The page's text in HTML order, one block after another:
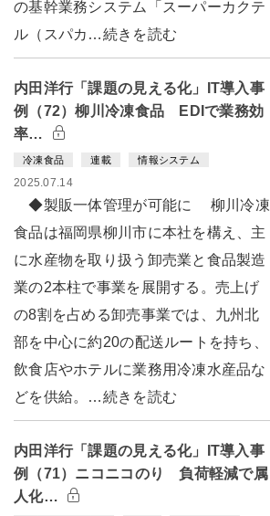
の基幹業務システム「スーパーカクテ
ル（スパカ…続きを読む
内田洋行「課題の見える化」IT導入事
例（72）柳川冷凍食品 EDIで業務効
率…
冷凍食品 連載 情報システム
2025.07.14
◆製販一体管理が可能に 柳川冷凍
食品は福岡県柳川市に本社を構え、主
に水産物を取り扱う卸売業と食品製造
業の2本柱で事業を展開する。売上げ
の8割を占める卸売事業では、九州北
部を中心に約20の配送ルートを持ち、
飲食店やホテルに業務用冷凍水産品な
どを供給。…続きを読む
内田洋行「課題の見える化」IT導入事
例（71）ニコニコのり 負荷軽減で属
人化…